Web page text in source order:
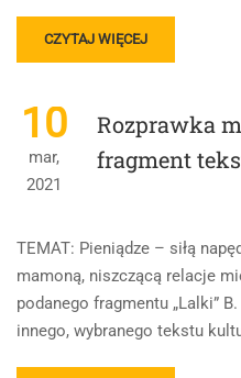
READ
MORE
ZABEZPIECZONE:
WCZEŚNIEJSZY
DLA
UCZESTNIKÓW
NAGRODA
SPECJALNA
CZYTAJ WIĘCEJ
10
mar,
2021
Rozprawka
fragment
TEMAT: Pieniądze – siłą
mamoną, niszczącą relacje
podanego fragmentu „Lalki”
innego, wybranego tekstu